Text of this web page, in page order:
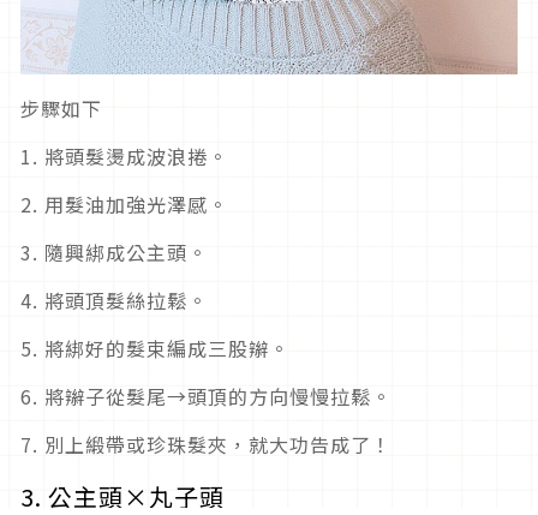
步驟如下
1. 將頭髮燙成波浪捲。
2. 用髮油加強光澤感。
3. 隨興綁成公主頭。
4. 將頭頂髮絲拉鬆。
5. 將綁好的髮束編成三股辮。
6. 將辮子從髮尾→頭頂的方向慢慢拉鬆。
7. 別上緞帶或珍珠髮夾，就大功告成了！
3. 公主頭×丸子頭